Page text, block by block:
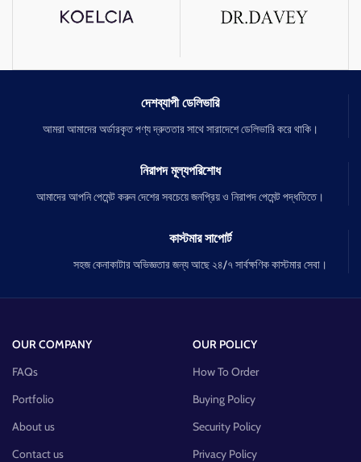
দেশব্যাপী ডেলিভারি
আমরা আমাদের অর্ডারকৃত পণ্য দ্রুততার সাথে সারাদেশে ডেলিভারি করে থাকি।
নিরাপদ মূল্যপরিশোধ
আমাদের আপনি পেমেন্ট করুন দেশের সবচেয়ে জনপ্রিয় ও নিরাপদ পেমেন্ট পদ্ধতিতে।
কাস্টমার সাপোর্ট
সহজ কেনাকাটার অভিজ্ঞতার জন্য আছে ২৪/৭ সার্বক্ষণিক কাস্টমার সেবা।
OUR COMPANY
FAQs
Portfolio
About us
Contact us
OUR POLICY
How To Order
Buying Policy
Security Policy
Privacy Policy